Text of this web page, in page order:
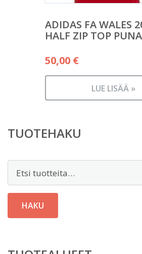
ADIDAS FA WALES
HALF ZIP TOP
50,00 €
LUE LISÄÄ »
TUOTEHAKU
HAKU